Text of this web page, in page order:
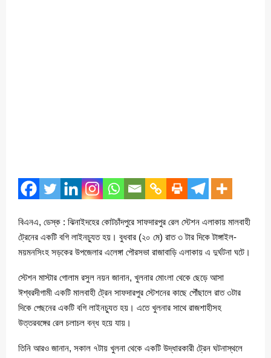
বিএনএ, ডেস্ক : ঝিনাইদহের কোটচাঁদপুরে সাফদারপুর রেল স্টেশন এলাকায় মালবাহী
ট্রেনের একটি বগি লাইনচ্যুত হয়। বুধবার (২০ মে) রাত ৩ টার দিকে টাঙ্গাইল-
ময়মনসিংহ সড়কের উপজেলার এলেঙ্গা পৌরসভা রাজাবাড়ি এলাকায় এ দুর্ঘটনা ঘটে।
‎স্টেশন মাস্টার গোলাম রসুল নয়ন জানান, খুলনার মোংলা থেকে ছেড়ে আসা
ঈশ্বরদীগামী একটি মালবাহী ট্রেন সাফদারপুর স্টেশনের কাছে পৌঁছালে রাত ৩টার
দিকে পেছনের একটি বগি লাইনচ্যুত হয়। এতে খুলনার সাথে রাজশাহীসহ
উত্তরবঙ্গের রেল চলাচল বন্ধ হয়ে যায়।
তিনি আরও জানান, সকাল ৭টায় খুলনা থেকে একটি উদ্ধারকারী ট্রেন ঘটনাস্থলে